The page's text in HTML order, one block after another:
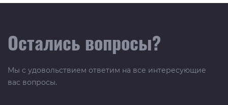
Остались вопросы?
Мы с удовольствием ответим на все интересующие
вас вопросы.